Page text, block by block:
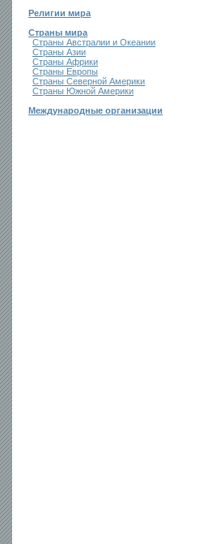
Религии мира
Страны мира
Страны Австралии и Океании
Страны Азии
Страны Африки
Страны Европы
Страны Северной Америки
Страны Южной Америки
Международные организации